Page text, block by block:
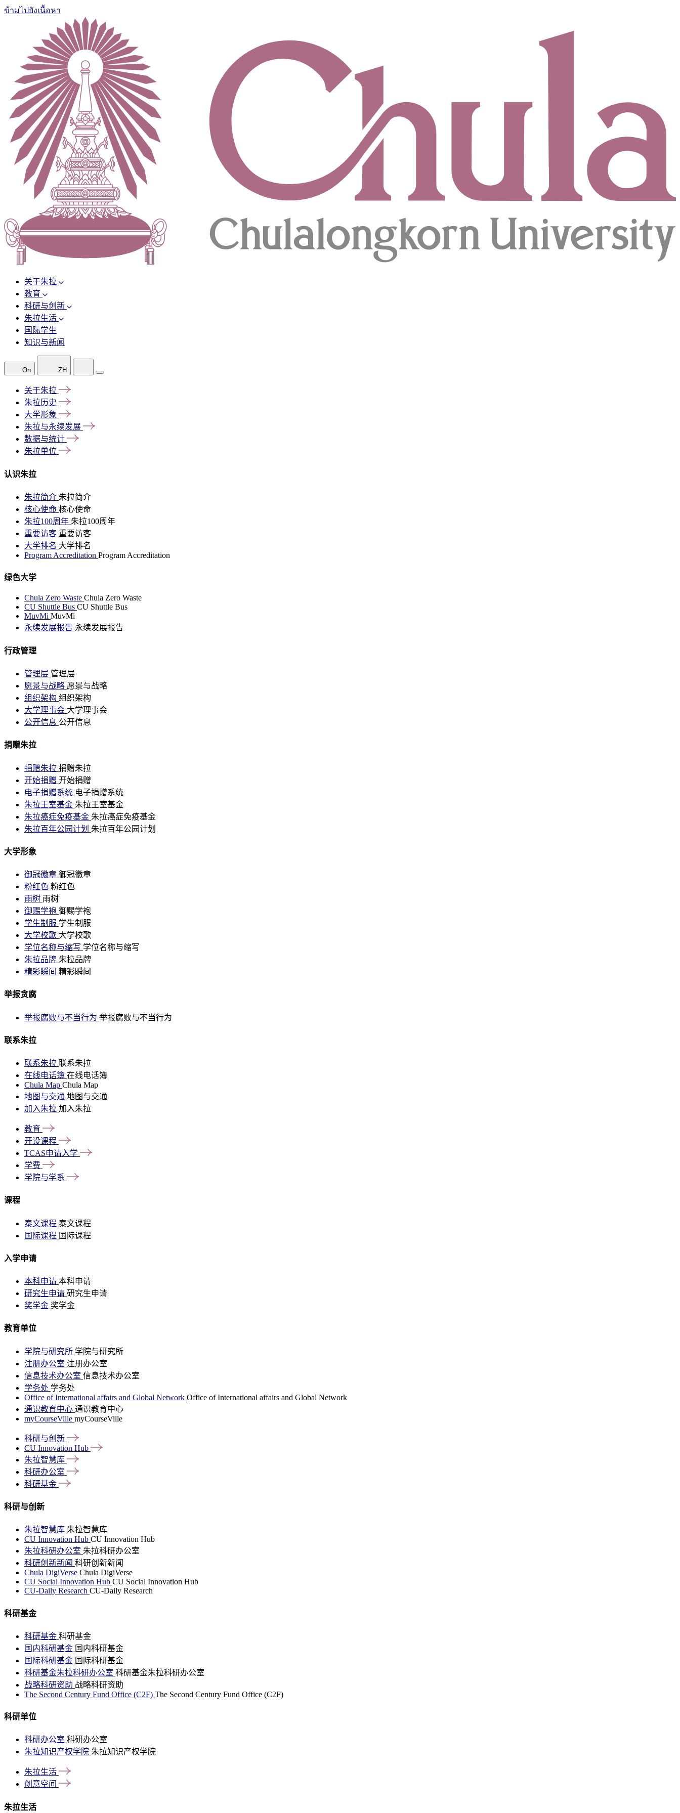
ข้ามไปยังเนื้อหา
关于朱拉
教育
科研与创新
朱拉生活
国际学生
知识与新闻
On ZH
关于朱拉
朱拉历史
大学形象
朱拉与永续发展
数据与统计
朱拉单位
认识朱拉
朱拉简介 朱拉简介
核心使命 核心使命
朱拉100周年 朱拉100周年
重要访客 重要访客
大学排名 大学排名
Program Accreditation Program Accreditation
绿色大学
Chula Zero Waste Chula Zero Waste
CU Shuttle Bus CU Shuttle Bus
MuvMi MuvMi
永续发展报告 永续发展报告
行政管理
管理层 管理层
愿景与战略 愿景与战略
组织架构 组织架构
大学理事会 大学理事会
公开信息 公开信息
捐赠朱拉
捐赠朱拉 捐赠朱拉
开始捐赠 开始捐赠
电子捐赠系统 电子捐赠系统
朱拉王室基金 朱拉王室基金
朱拉癌症免疫基金 朱拉癌症免疫基金
朱拉百年公园计划 朱拉百年公园计划
大学形象
御冠徽章 御冠徽章
粉红色 粉红色
雨树 雨树
御赐学袍 御赐学袍
学生制服 学生制服
大学校歌 大学校歌
学位名称与缩写 学位名称与缩写
朱拉品牌 朱拉品牌
精彩瞬间 精彩瞬间
举报贪腐
举报腐败与不当行为 举报腐败与不当行为
联系朱拉
联系朱拉 联系朱拉
在线电话簿 在线电话簿
Chula Map Chula Map
地图与交通 地图与交通
加入朱拉 加入朱拉
教育
开设课程
TCAS申请入学
学费
学院与学系
课程
泰文课程 泰文课程
国际课程 国际课程
入学申请
本科申请 本科申请
研究生申请 研究生申请
奖学金 奖学金
教育单位
学院与研究所 学院与研究所
注册办公室 注册办公室
信息技术办公室 信息技术办公室
学务处 学务处
Office of International affairs and Global Network Office of International affairs and Global Network
通识教育中心 通识教育中心
myCourseVille myCourseVille
科研与创新
CU Innovation Hub
朱拉智慧库
科研办公室
科研基金
科研与创新
朱拉智慧库 朱拉智慧库
CU Innovation Hub CU Innovation Hub
朱拉科研办公室 朱拉科研办公室
科研创新新闻 科研创新新闻
Chula DigiVerse Chula DigiVerse
CU Social Innovation Hub CU Social Innovation Hub
CU-Daily Research CU-Daily Research
科研基金
科研基金 科研基金
国内科研基金 国内科研基金
国际科研基金 国际科研基金
科研基金朱拉科研办公室 科研基金朱拉科研办公室
战略科研资助 战略科研资助
The Second Century Fund Office (C2F) The Second Century Fund Office (C2F)
科研单位
科研办公室 科研办公室
朱拉知识产权学院 朱拉知识产权学院
朱拉生活
创意空间
朱拉生活